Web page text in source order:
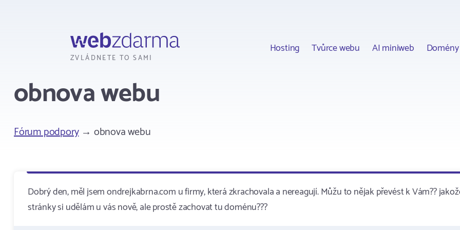
ZVLÁDNETE TO SAMI
Hosting Tvůrce webu AI miniweb Domény
obnova webu
Fórum podpory→ obnova webu
Dobrý den, měl jsem ondrejkabrna.com u firmy, která zkrachovala a nereagují. Můžu to nějak převést k Vám??
stránky si udělám u vás nově, ale prostě zachovat tu doménu???